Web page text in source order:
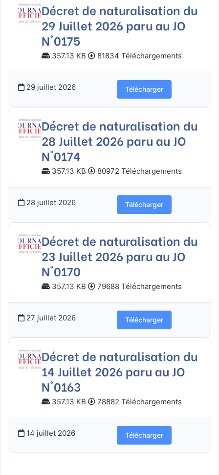
Décret de naturalisation du
29 Juillet 2026 paru au JO
N°0175
357.13 KB 81834 Téléchargements
29 juillet 2026 Télécharger
Décret de naturalisation du
28 Juillet 2026 paru au JO
N°0174
357.13 KB 80972 Téléchargements
28 juillet 2026 Télécharger
Décret de naturalisation du
23 Juillet 2026 paru au JO
N°0170
357.13 KB 79688 Téléchargements
27 juillet 2026 Télécharger
Décret de naturalisation du
14 Juillet 2026 paru au JO
N°0163
357.13 KB 78882 Téléchargements
14 juillet 2026 Télécharger